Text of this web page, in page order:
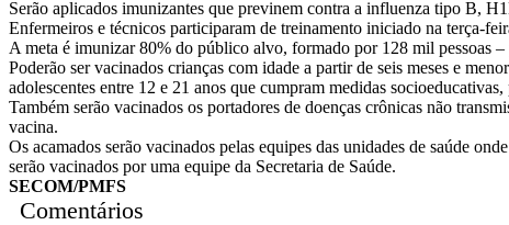
Serão aplicados imunizantes que previnem contra a influenza tipo B,
Enfermeiros e técnicos participaram de treinamento iniciado na terça-
A meta é imunizar 80% do público alvo, formado por 128 mil pessoas
Poderão ser vacinados crianças com idade a partir de seis meses e
adolescentes entre 12 e 21 anos que cumpram medidas
Também serão vacinados os portadores de doenças crônicas não
vacina.
Os acamados serão vacinados pelas equipes das unidades de saúde
serão vacinados por uma equipe da Secretaria de Saúde.
SECOM/PMFS
Comentários